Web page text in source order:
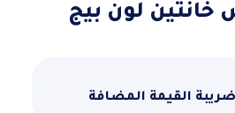
لون بيج
القيمة المضافة